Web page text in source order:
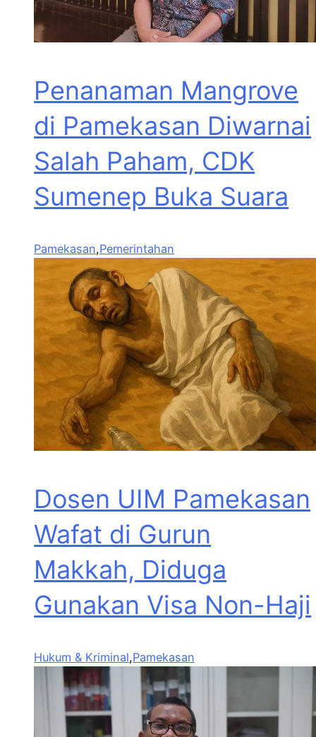
Penanaman Mangrove
di Pamekasan Diwarnai
Salah Paham, CDK
Sumenep Buka Suara
Pamekasan,Pemerintahan
Dosen UIM Pamekasan
Wafat di Gurun
Makkah, Diduga
Gunakan Visa Non-Haji
Hukum & Kriminal,Pamekasan